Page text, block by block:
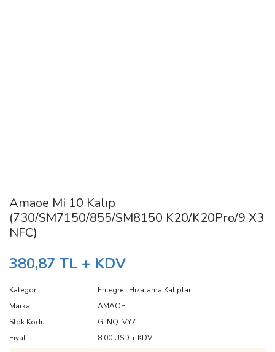
Amaoe Mi 10 Kalıp
(730/SM7150/855/SM8150 K20/K20Pro/9 X3
NFC)
380,87 TL + KDV
Kategori
Entegre | Hizalama Kalıpları
Marka
AMAOE
Stok Kodu
GLNQTVY7
Fiyat
8,00 USD + KDV